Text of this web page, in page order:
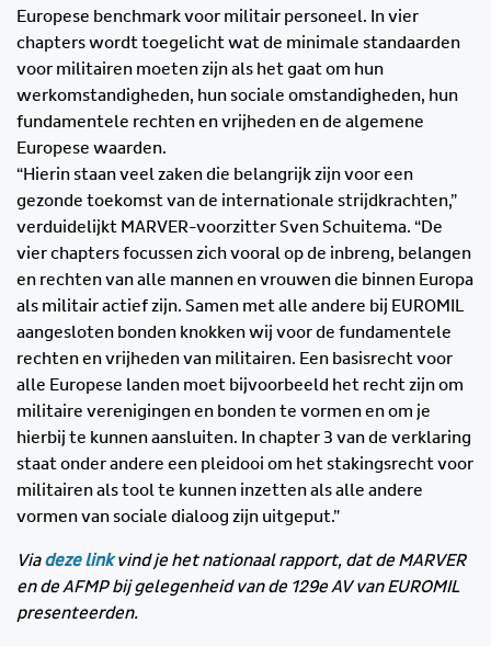
Europese benchmark voor militair personeel. In vier
chapters wordt toegelicht wat de minimale standaarden
voor militairen moeten zijn als het gaat om hun
werkomstandigheden, hun sociale omstandigheden, hun
fundamentele rechten en vrijheden en de algemene
Europese waarden.
“Hierin staan veel zaken die belangrijk zijn voor een
gezonde toekomst van de internationale strijdkrachten,”
verduidelijkt MARVER-voorzitter Sven Schuitema. “De
vier chapters focussen zich vooral op de inbreng, belangen
en rechten van alle mannen en vrouwen die binnen Europa
als militair actief zijn. Samen met alle andere bij EUROMIL
aangesloten bonden knokken wij voor de fundamentele
rechten en vrijheden van militairen. Een basisrecht voor
alle Europese landen moet bijvoorbeeld het recht zijn om
militaire verenigingen en bonden te vormen en om je
hierbij te kunnen aansluiten. In chapter 3 van de verklaring
staat onder andere een pleidooi om het stakingsrecht voor
militairen als tool te kunnen inzetten als alle andere
vormen van sociale dialoog zijn uitgeput.”
Viadeze link vind je het nationaal rapport, dat de MARVER
en de AFMP bij gelegenheid van de 129e AV van EUROMIL
presenteerden.